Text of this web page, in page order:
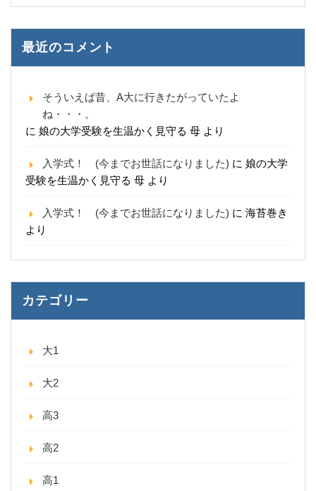
最近のコメント
そういえば昔、A大に行きたがっていたよ
ね・・・。
に 娘の大学受験を生温かく見守る 母 より
入学式！ (今までお世話になりました) に 娘の大学
受験を生温かく見守る 母 より
入学式！ (今までお世話になりました) に 海苔巻き
より
カテゴリー
大1
大2
高3
高2
高1